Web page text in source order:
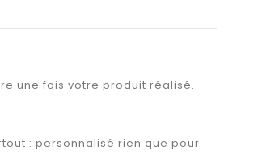
une fois votre produit réalisé.
: personnalisé rien que pour